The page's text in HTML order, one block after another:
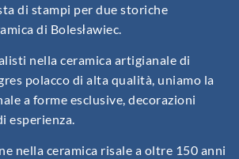
di stampi per due storiche
di Bolesławiec.
nella ceramica artigianale di
polacco di alta qualità, uniamo la
a forme esclusive, decorazioni
esperienza.
nella ceramica risale a oltre 150 anni